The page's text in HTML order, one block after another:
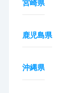
宮崎県
鹿児島県
沖縄県